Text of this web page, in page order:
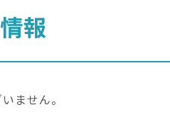
報
ません。